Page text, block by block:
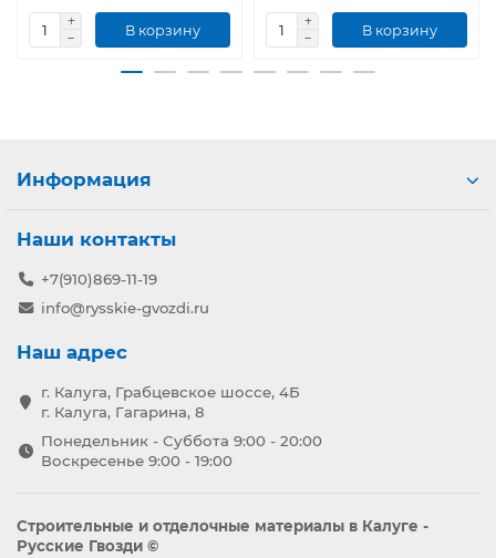
В корзину В корзину
Информация
Наши контакты
+7(910)869-11-19
info@rysskie-gvozdi.ru
Наш адрес
г. Калуга, Грабцевское шоссе, 4Б
г. Калуга, Гагарина, 8
Понедельник - Суббота 9:00 - 20:00
Воскресенье 9:00 - 19:00
Строительные и отделочные материалы в Калуге -
Русские Гвозди ©